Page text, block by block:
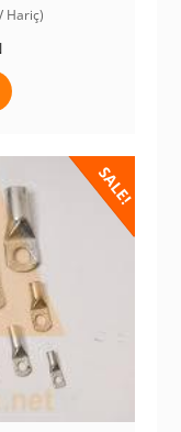
Hariç)
SALE!